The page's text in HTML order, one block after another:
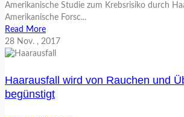
Amerikanische Studie zum Krebsrisiko durch
Amerikanische Forsc...
Read More
28 Nov. , 2017
Haarausfall wird von Rauchen und
begünstigt